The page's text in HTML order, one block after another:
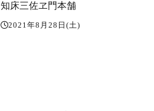
知床三佐ヱ門本舗
2021年8月28日(土)